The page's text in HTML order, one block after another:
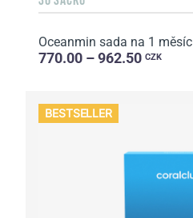
Оceanmin sada na 1 měsíc
770.00 – 962.50 CZK
BESTSELLER